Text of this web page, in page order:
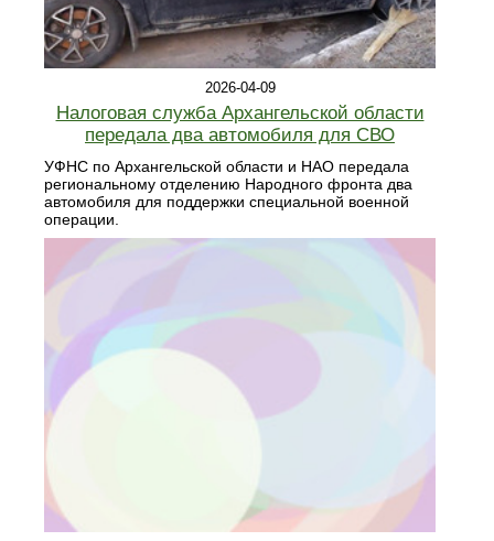
2026-04-09
Налоговая служба Архангельской области
передала два автомобиля для СВО
УФНС по Архангельской области и НАО передала
региональному отделению Народного фронта два
автомобиля для поддержки специальной военной
операции.